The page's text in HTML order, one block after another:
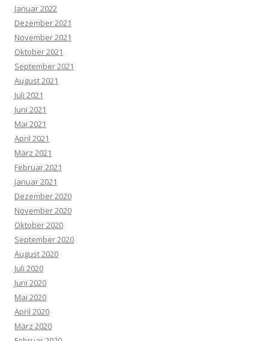
Januar 2022
Dezember 2021
November 2021
Oktober 2021
September 2021
August 2021
Juli 2021
Juni 2021
Mai 2021
April 2021
März 2021
Februar 2021
Januar 2021
Dezember 2020
November 2020
Oktober 2020
September 2020
August 2020
Juli 2020
Juni 2020
Mai 2020
April 2020
März 2020